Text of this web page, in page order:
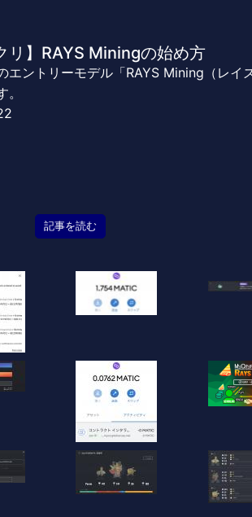
リ】RAYS Miningの始め方
エントリーモデル「RAYS Mining（レイ
記事を読む